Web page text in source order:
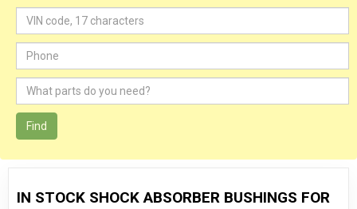
Find
IN STOCK SHOCK ABSORBER BUSHINGS FOR